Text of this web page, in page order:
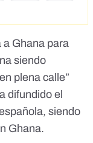
a Ghana para
siendo
plena calle”
difundido el
siendo
Ghana.